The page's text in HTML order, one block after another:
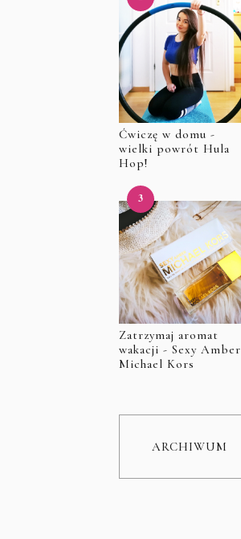
Ćwiczę w domu -
wielki powrót Hula
Hop!
Zatrzymaj aromat
wakacji - Sexy Amber
Michael Kors
ARCHIWUM